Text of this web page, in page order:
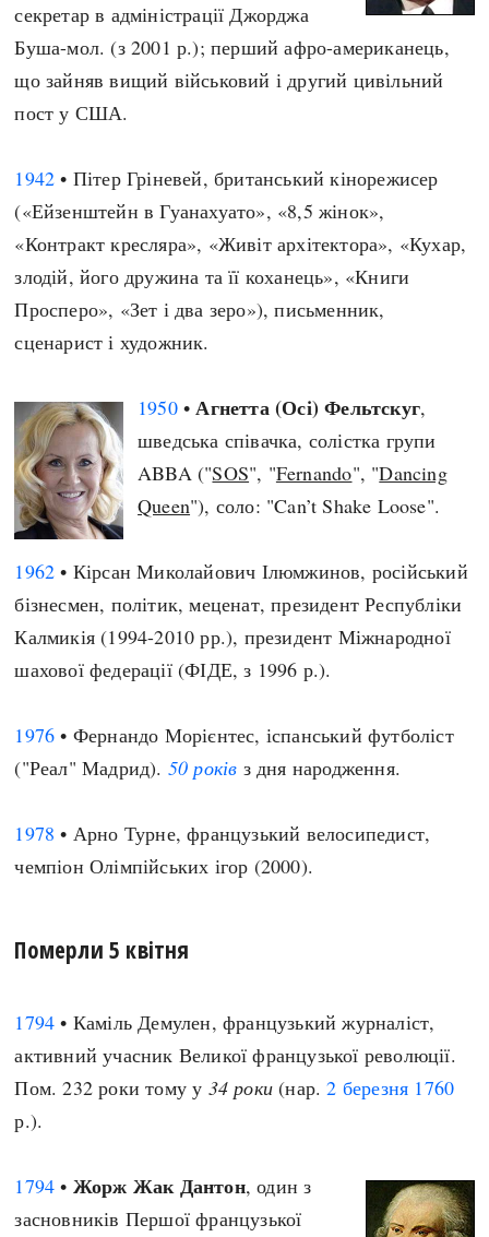
секретар в адміністрації Джорджа
Буша-мол. (з 2001 р.); перший афро-американець,
що зайняв вищий військовий і другий цивільний
пост у США.
1942 • Пітер Гріневей, британський кінорежисер
(«Ейзенштейн в Гуанахуато», «8,5 жінок»,
«Контракт кресляра», «Живіт архітектора», «Кухар,
злодій, його дружина та її коханець», «Книги
Просперо», «Зет і два зеро»), письменник,
сценарист і художник.
1950•Агнетта (Осі) Фельтскуг,
шведська співачка, солістка групи
ABBA ("SOS", "Fernando", "Dancing
Queen"), соло: "Can’t Shake Loose".
1962 • Кірсан Миколайович Ілюмжинов, російський
бізнесмен, політик, меценат, президент Республіки
Калмикія (1994-2010 рр.), президент Міжнародної
шахової федерації (ФІДЕ, з 1996 р.).
1976 • Фернандо Морієнтес, іспанський футболіст
("Реал" Мадрид). 50 років з дня народження.
1978 • Арно Турне, французький велосипедист,
чемпіон Олімпійських ігор (2000).
Померли 5 квітня
1794 • Каміль Демулен, французький журналіст,
активний учасник Великої французької революції.
Пом. 232 роки тому у 34 роки (нар.2 березня 1760
р.).
1794 • Жорж Жак Дантон, один з
засновників Першої французької